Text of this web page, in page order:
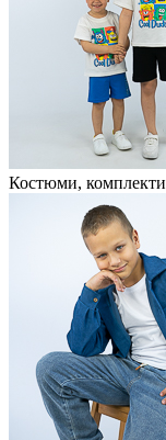
Костюми, комплекти